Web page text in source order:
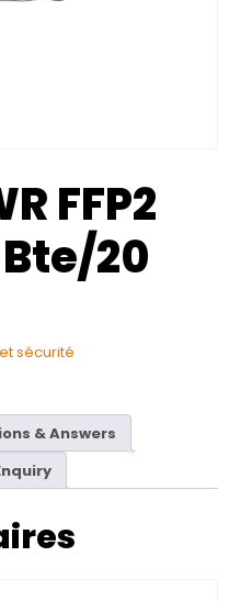
FFP2
20
sécurité
& Answers